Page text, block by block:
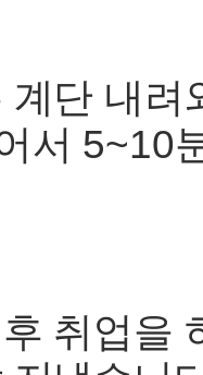
계단 내
서 5~10
취업을